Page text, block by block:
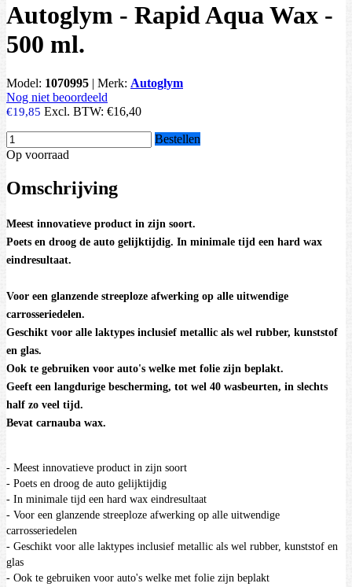
Autoglym - Rapid Aqua Wax -
500 ml.
Model: 1070995 | Merk: Autoglym
Nog niet beoordeeld
€19,85 Excl. BTW: €16,40
Bestellen
Op voorraad
Omschrijving
Meest innovatieve product in zijn soort.
Poets en droog de auto gelijktijdig. In minimale tijd een hard wax
eindresultaat.
Voor een glanzende streeploze afwerking op alle uitwendige
carrosseriedelen.
Geschikt voor alle laktypes inclusief metallic als wel rubber, kunststof
en glas.
Ook te gebruiken voor auto's welke met folie zijn beplakt.
Geeft een langdurige bescherming, tot wel 40 wasbeurten, in slechts
half zo veel tijd.
Bevat carnauba wax.
- Meest innovatieve product in zijn soort
- Poets en droog de auto gelijktijdig
- In minimale tijd een hard wax eindresultaat
- Voor een glanzende streeploze afwerking op alle uitwendige
carrosseriedelen
- Geschikt voor alle laktypes inclusief metallic als wel rubber, kunststof en
glas
- Ook te gebruiken voor auto's welke met folie zijn beplakt